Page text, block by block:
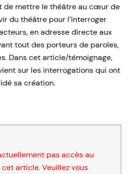
de mettre le théâtre au cœur de
du théâtre pour l’interroger
en adresse directe aux
tout des porteurs de paroles,
Dans cet article/témoignage,
sur les interrogations qui ont
sa création.
pas accès au
article. Veuillez vous